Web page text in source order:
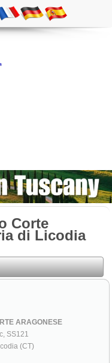
Corte
di Licodia
ARAGONESE
SS121
(CT)